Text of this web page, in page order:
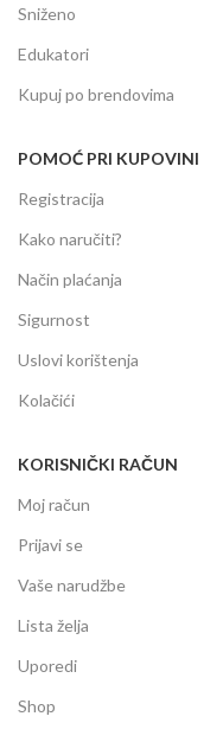
Sniženo
Edukatori
Kupuj po brendovima
POMOĆ PRI KUPOVINI
Registracija
Kako naručiti?
Način plaćanja
Sigurnost
Uslovi korištenja
Kolačići
KORISNIČKI RAČUN
Moj račun
Prijavi se
Vaše narudžbe
Lista želja
Uporedi
Shop